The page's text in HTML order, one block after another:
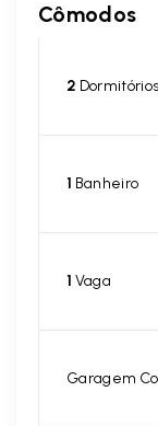
Cômodos
2 Dormitórios
1 Banheiro
1 Vaga
Garagem